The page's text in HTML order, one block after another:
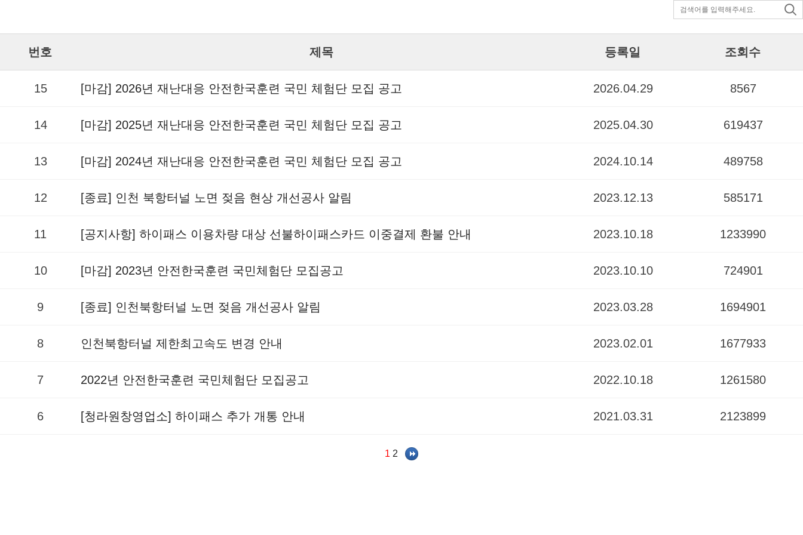
번호 제목 등록일 조회수
15 [마감] 2026년 재난대응 안전한국훈련 국민 체험단 모집 공고 2026.04.29 8567
14 [마감] 2025년 재난대응 안전한국훈련 국민 체험단 모집 공고 2025.04.30 619437
13 [마감] 2024년 재난대응 안전한국훈련 국민 체험단 모집 공고 2024.10.14 489758
12 [종료] 인천 북항터널 노면 젖음 현상 개선공사 알림 2023.12.13 585171
11 [공지사항] 하이패스 이용차량 대상 선불하이패스카드 이중결제 환불 안내 2023.10.18 1233990
10 [마감] 2023년 안전한국훈련 국민체험단 모집공고 2023.10.10 724901
9 [종료] 인천북항터널 노면 젖음 개선공사 알림 2023.03.28 1694901
8 인천북항터널 제한최고속도 변경 안내 2023.02.01 1677933
7 2022년 안전한국훈련 국민체험단 모집공고 2022.10.18 1261580
6 [청라원창영업소] 하이패스 추가 개통 안내 2021.03.31 2123899
1 2